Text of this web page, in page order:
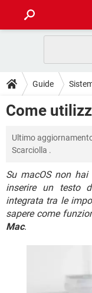
INTRATTENIMENTO
iOS
TIKTOK
GUIDE
COVID-19
INTRATTENIMENTO
iOS
TIKTOK
HARDWARE
DOWNLOAD
INTRATTENIMENTO
INSTAGRAM
TIKTOK
HARDWARE
FORUM
INTRATTENIMENTO
iOS
INSTAGRAM
COVID-19
INTRATTENIMENTO
iOS
Guide
Come
Ultimo
Scarciolla .
Su macOS non
inserire un testo
integrata tra le
sapere come
Mac.